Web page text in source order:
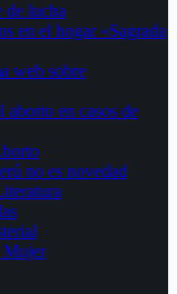
lucha
en el hogar «Sagrada
web sobre
en casos de
no es novedad
Mujer